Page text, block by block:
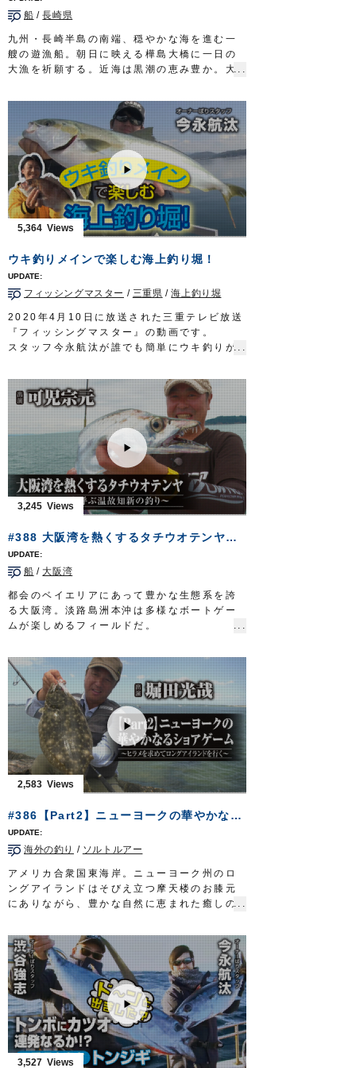
船 /長崎県
九州・長崎半島の南端、穏やかな海を進む一
艘の遊漁船。朝日に映える樺島大橋に一日の
大漁を祈願する。近海は黒潮の恵み豊か。大
玄界灘発祥の落とし込み釣りで挑むのは、野
母崎樺島町に生まれ育った小川龍喜さん。漁
師の顔を持つ海の男だ。
ターゲットはブリ。１０キロ超えの大物を、
ライトタックルを駆使し釣り上げる。
読みと勘。そして、テクニックを要する奥深
きゲーム。
勝負の行方や、如何に…
タックル
竿：ライトジギング用ロッド 5ft10in
メインライン：PE 2号
リーダー：フロロ 12号
オモリ：80号
テンヤ：
喰わせ剛サビキ W胴打仕掛
7-12号
放送日 2019年10月27日
OWNERMOVIE
http://ownertv.jp/
オーナーばりwebsite
5,364
ウキ釣りメインで楽しむ海上釣り堀！
フィッシングマスター / 三重県 /海上釣り堀
2020年4月10日に放送された三重テレビ放送
『フィッシングマスター』の動画です。
スタッフ今永航汰が誰でも簡単にウキ釣りが
ダイ」「セット一発つり堀のませ仕掛」を使
って、釣り堀のマダイやシマアジ、ヒラマ
サ、カンパチ、イシガキダイなどを攻略しま
す。
■取材協力…南伊勢町/海上釣り堀辨屋様
フィッシングマスター 三重テレビ放送 毎
週金曜日 23時～23時15分
http://creativeoffice-chie.com/
OWNERMOVIEhttp://ownertv.jp/
オーナーばりwebsite
3,245
#388 大阪湾を熱くするタチウオテンヤ～ドラゴンを呼ぶ温故知新の釣り～
船 / 大阪湾
都会のベイエリアにあって豊かな生態系を誇
る大阪湾。淡路島洲本沖は多様なボートゲー
ムが楽しめるフィールドだ。
性で虜にしているのがタチウオ。
120センチを超える大物…通称ドラゴンに挑
むのは、兵庫県神戸市に住まう可児宗元さ
ん。
タチウオ釣りの専門サイトを立ち上げるな
ど、マスメディアを通じ、タチウオテンヤの
面白さ・醍醐味を精力的に発信し続けてき
た。
大阪湾を熱くするタチウオテンヤ。伝統漁法
が育んだ温故知新の釣りで、龍の如き魚を誘
放送日 2019年10月20日
■タックル
竿：タチウオ専用ロッド 6ft6in
リール：小型電動リール
道糸：PE 2号
リーダー：フロロ 12号
テンヤ：
掛獲船太刀魚テンヤグロー 40号
オーナーばりwebsite
http://www.owner.co.jp
2,583
#386【Part2】ニューヨークの華やかなるショアゲーム～ヒラメを求めてロングアイランドを行く～
海外の釣り / ソルトルアー
アメリカ合衆国東海岸。ニューヨーク州のロ
ングアイランドはそびえ立つ摩天楼のお膝元
にありながら、豊かな自然に恵まれた癒しの
海鳥群れるフィールドにルアーを放ち、フル
ーク＝ヒラメを追い求める。
挑むのはショアからのソルトルアーの使い
手、堀田光哉さん。
釣り初日。戸惑いながらも、徐々に現地に適
応。目指すフルークを追い詰めていく。
そして…ついに念願の一枚を手にする。
華やかなる香りに満ちたニューヨークのショ
アゲーム。
3,527